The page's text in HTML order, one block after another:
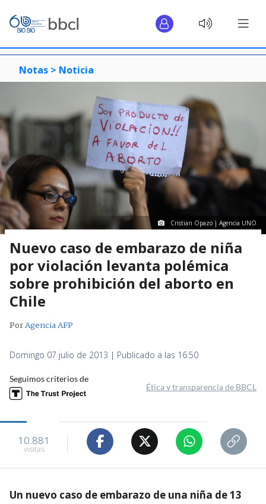
Notas > Noticia
Cristian Opazo | Agencia UNO
Nuevo caso de embarazo de niña
por violación levanta polémica
sobre prohibición del aborto en
Chile
PorAgencia AFP
Domingo 07 julio de 2013 | Publicado a las 16:50
Seguimos criterios de
Ética y transparencia de BBCL
10.881
visitas
Un nuevo caso de embarazo de una niña de 13